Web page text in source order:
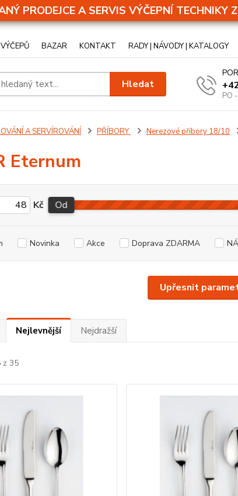
PRODEJCE A SERVIS VÝČEPNÍ TECHNIKY
BAZAR KONTAKT RADY | NÁVODY | KATALOGY
Hledat
PO
A SERVÍROVÁNÍ PŘÍBORY Nerezové příbory 18/10
Eternum
Upřesnit
Kč Od
Novinka Akce Doprava ZDARMA
Nejlevnější Nejdražší
z 35